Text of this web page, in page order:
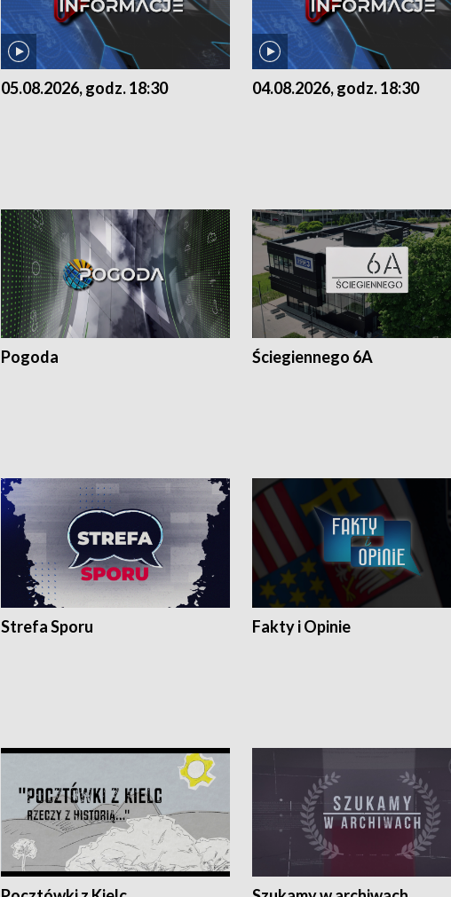
05.08.2026, godz. 18:30 04.08.2026, godz. 18:30
Pogoda Ściegiennego 6A
Strefa Sporu Fakty i Opinie